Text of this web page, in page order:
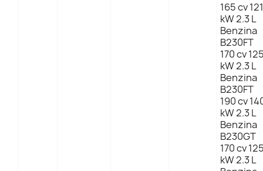
165 cv 121
kW 2.3 L
Benzina
B230FT
170 cv
kW 2.3 L
Benzina
B230FT
190 cv
kW 2.3 L
Benzina
B230GT
170 cv
kW 2.3 L